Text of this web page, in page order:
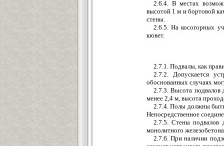
2.6.4. В местах
высотой 1 м и бортовой
стены.
2.6.5. На косогорных
кювет.
2.7.1. Подвалы, как
2.7.2. Допускается
обоснованных случаях
2.7.3. Высота подвалов
менее 2,4 м, высота
2.7.4. Полы должны
Непосредственное
2.7.5. Стены подвалов
монолитного
2.7.6. При наличии